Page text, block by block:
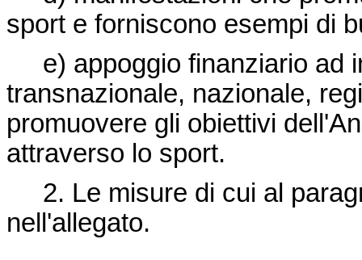
sport e forniscono esempi di
e) appoggio finanziario ad
transnazionale, nazionale,
promuovere gli obiettivi
attraverso lo sport.
2. Le misure di cui al
nell'allegato.